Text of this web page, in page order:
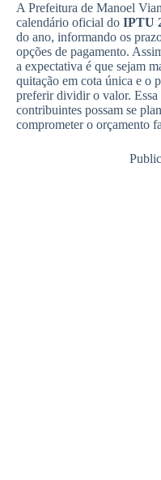
A Prefeitura de Manoel
calendário oficial do IPTU
do ano, informando os
opções de pagamento.
a expectativa é que sejam
quitação em cota única e o
preferir dividir o valor.
contribuintes possam se
comprometer o orçamento